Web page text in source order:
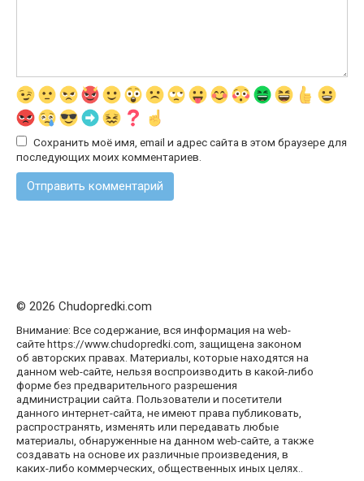
Сохранить моё имя, email и адрес сайта в этом браузере для
последующих моих комментариев.
© 2026 Chudopredki.com
Внимание: Все содержание, вся информация на web-
сайте https://www.chudopredki.com, защищена законом
об авторских правах. Материалы, которые находятся на
данном web-сайте, нельзя воспроизводить в какой-либо
форме без предварительного разрешения
администрации сайта. Пользователи и посетители
данного интернет-сайта, не имеют права публиковать,
распространять, изменять или передавать любые
материалы, обнаруженные на данном web-сайте, а также
создавать на основе их различные произведения, в
каких-либо коммерческих, общественных иных целях..